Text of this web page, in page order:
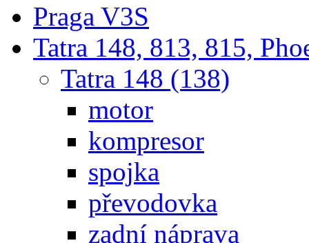
Praga V3S
Tatra 148, 813, 815,
Tatra 148 (138)
motor
kompresor
spojka
převodovka
zadní náprava